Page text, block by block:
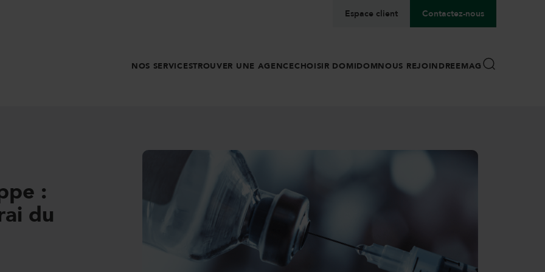
Espace client Contactez-nous
NOS SERVICESTROUVER UNE AGENCECHOISIR DOMIDOMNOUS REJOINDREEMAG
:
du